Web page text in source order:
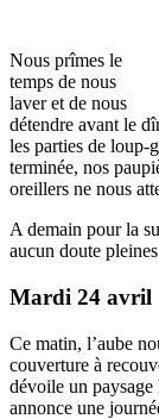
Nous prîmes le
temps de nous
laver et de nous
détendre avant le
les parties de loup-
terminée, nos
oreillers ne nous
A demain pour la
aucun doute
Mardi 24 avril
Ce matin, l’aube
couverture à
dévoile un
annonce une